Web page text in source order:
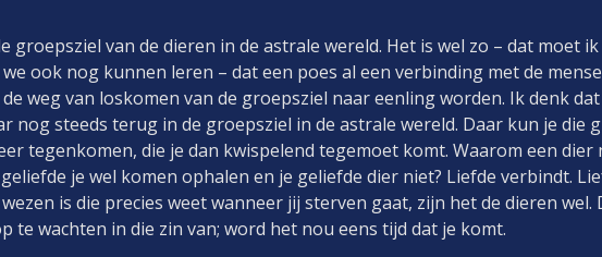
groepsziel van de dieren in de astrale wereld. Het is wel zo – dat moet
ook nog kunnen leren – dat een poes al een verbinding met de
weg van loskomen van de groepsziel naar eenling worden. Ik denk
nog steeds terug in de groepsziel in de astrale wereld. Daar kun je die
tegenkomen, die je dan kwispelend tegemoet komt. Waarom een dier
je wel komen ophalen en je geliefde dier niet? Liefde verbindt.
is die precies weet wanneer jij sterven gaat, zijn het de dieren
te wachten in die zin van; word het nou eens tijd dat je komt.